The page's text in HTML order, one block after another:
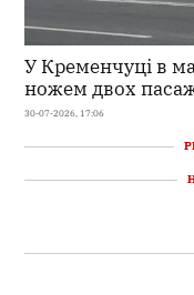
У Кременчуці в
ножем двох
30-07-2026, 17:06